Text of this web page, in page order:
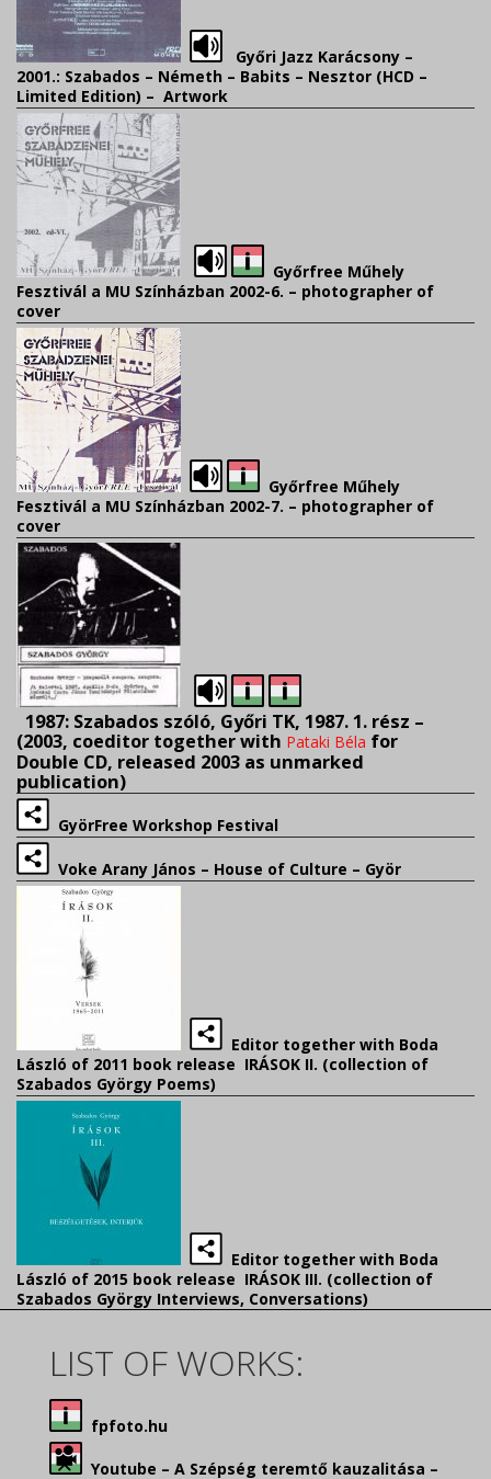
Győri Jazz Karácsony –
2001.: Szabados – Németh – Babits – Nesztor (HCD –
Limited Edition) – Artwork
Győrfree Műhely
Fesztivál a MU Színházban 2002-6. – photographer of
cover
Győrfree Műhely
Fesztivál a MU Színházban 2002-7. – photographer of
cover
1987: Szabados szóló, Győri TK, 1987. 1. rész –
(2003, coeditor together with Pataki Béla for
Double CD, released 2003 as unmarked
publication)
GyörFree Workshop Festival
Voke Arany János – House of Culture – Györ
Editor together with Boda
László of 2011 book release IRÁSOK II. (collection of
Szabados György Poems)
Editor together with Boda
László of 2015 book release IRÁSOK III. (collection of
Szabados György Interviews, Conversations)
LIST OF WORKS:
fpfoto.hu
Youtube – A Szépség teremtő kauzalitása –